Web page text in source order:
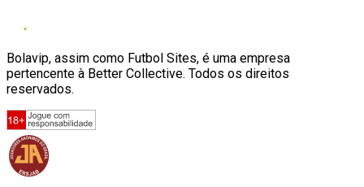
Bolavip, assim como Futbol Sites, é uma empresa
pertencente à Better Collective. Todos os direitos
reservados.